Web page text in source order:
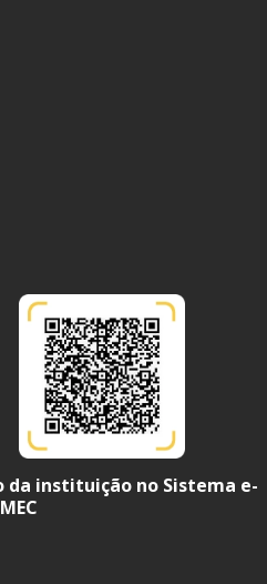
da instituição no Sistema e-
MEC